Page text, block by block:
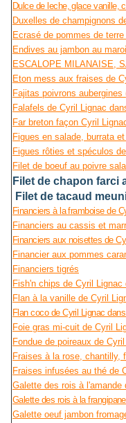
Dulce de leche, glace vanille,
Duxelles de champignons
Ecrasé de pommes de
Endives au jambon au
ESCALOPE MILANAISE,
Eton mess aux fraises de
Fajitas poivrons
Falafels de Cyril Lignac
Far breton façon Cyril
Figues en salade, burrata
Figues rôties et spéculos
Filet de boeuf au poivre
Filet de chapon farci
Filet de tacaud
Financiers à la framboise de
Financiers au cassis et
Financiers aux noisettes de
Financier aux pommes
Financiers tigrés
Fish'n chips de Cyril
Flan à la vanille de Cyril
Flan coco de Cyril Lignac
Foie gras mi-cuit de Cyril
Fondue de poireaux de
Fraises à la rose, chantilly,
Fraises infusées au thé de
Galette des rois à
Galette des rois à la
Galette oeuf jambon